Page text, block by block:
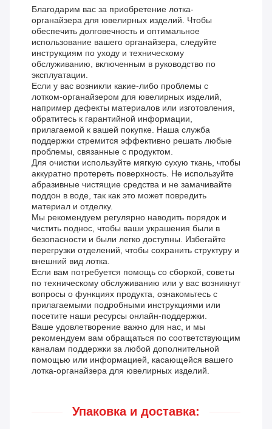
Благодарим вас за приобретение лотка-
органайзера для ювелирных изделий. Чтобы
обеспечить долговечность и оптимальное
использование вашего органайзера, следуйте
инструкциям по уходу и техническому
обслуживанию, включенным в руководство по
эксплуатации.
Если у вас возникли какие-либо проблемы с
лотком-органайзером для ювелирных изделий,
например дефекты материалов или изготовления,
обратитесь к гарантийной информации,
прилагаемой к вашей покупке. Наша служба
поддержки стремится эффективно решать любые
проблемы, связанные с продуктом.
Для очистки используйте мягкую сухую ткань, чтобы
аккуратно протереть поверхность. Не используйте
абразивные чистящие средства и не замачивайте
поддон в воде, так как это может повредить
материал и отделку.
Мы рекомендуем регулярно наводить порядок и
чистить поднос, чтобы ваши украшения были в
безопасности и были легко доступны. Избегайте
перегрузки отделений, чтобы сохранить структуру и
внешний вид лотка.
Если вам потребуется помощь со сборкой, советы
по техническому обслуживанию или у вас возникнут
вопросы о функциях продукта, ознакомьтесь с
прилагаемыми подробными инструкциями или
посетите наши ресурсы онлайн-поддержки.
Ваше удовлетворение важно для нас, и мы
рекомендуем вам обращаться по соответствующим
каналам поддержки за любой дополнительной
помощью или информацией, касающейся вашего
лотка-органайзера для ювелирных изделий.
Упаковка и доставка: